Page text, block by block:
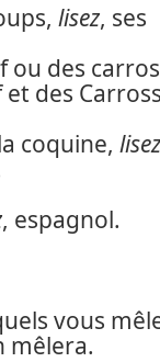
lisez, ses
des
des
coquine, lisez
, espagnol.
vous
mêlera.